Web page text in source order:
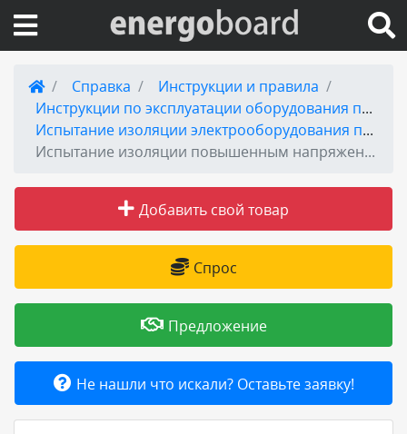
Вход на сайт
Поиск по сайту
Справка
Товары и услуги
Добавить товар или услугу
Справка
Инструкции и правила
Инструкции по эксплуатации оборудования подстанций.
Испытание изоляции электрооборудования повышенным напряжением
Испытание изоляции повышенным напряжением переменного тока промышленной частоты
Добавить свой товар
Спрос
Предложение
Не нашли что искали? Оставьте заявку!